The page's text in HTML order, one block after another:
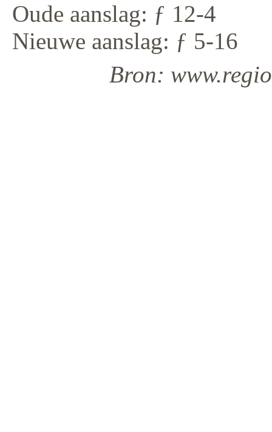
Oude aanslag: ƒ 12-4
Nieuwe aanslag: ƒ 5-16
Bron: